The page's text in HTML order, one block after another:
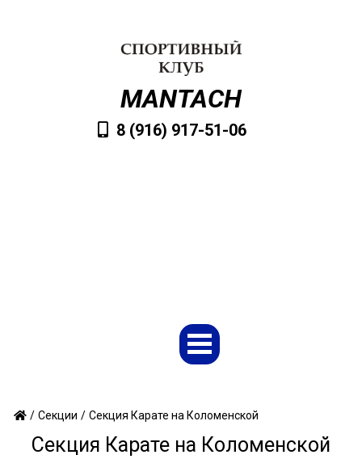
MANTACH
8 (916) 917-51-06
/ Секции / Секция Карате на Коломенской
Секция Карате на Коломенской